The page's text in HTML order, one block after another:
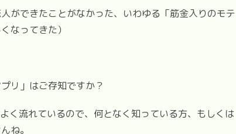
ができたことがなかった、いわゆる「筋金入りのモテ
なってきた）
リ」はご存知ですか？
く流れているので、何となく知っている方、もしくは
ね。